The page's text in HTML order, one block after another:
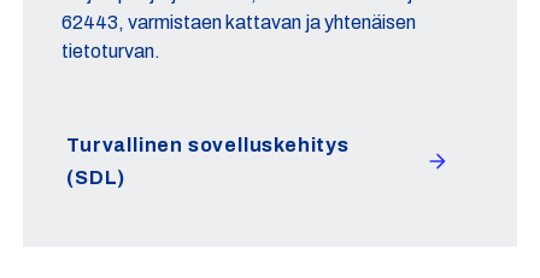
62443, varmistaen kattavan ja yhtenäisen
tietoturvan.
Turvallinen sovelluskehitys
(SDL)